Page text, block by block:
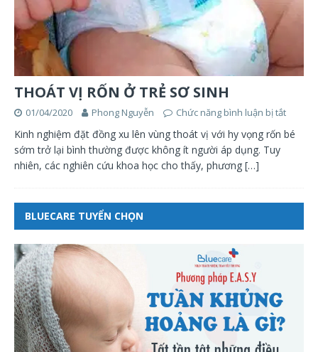
THOÁT VỊ RỐN Ở TRẺ SƠ SINH
01/04/2020 Phong Nguyễn Chức năng bình luận bị tắt
Kinh nghiệm đặt đồng xu lên vùng thoát vị với hy vọng rốn bé
sớm trở lại bình thường được không ít người áp dụng. Tuy
nhiên, các nghiên cứu khoa học cho thấy, phương […]
BLUECARE TUYỂN CHỌN